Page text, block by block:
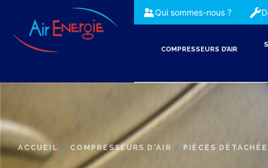
Qui sommes-nous ?
COMPRESSEURS D’AIR
ACCUEIL / COMPRESSEURS D'AIR / PIÈCES